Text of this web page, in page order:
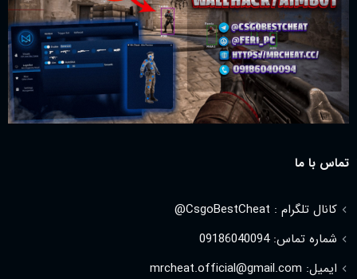
تماس با ما
کانال تلگرام : CsgoBestCheat@
شماره تماس: 09186040094
ایمیل: mrcheat.official@gmail.com